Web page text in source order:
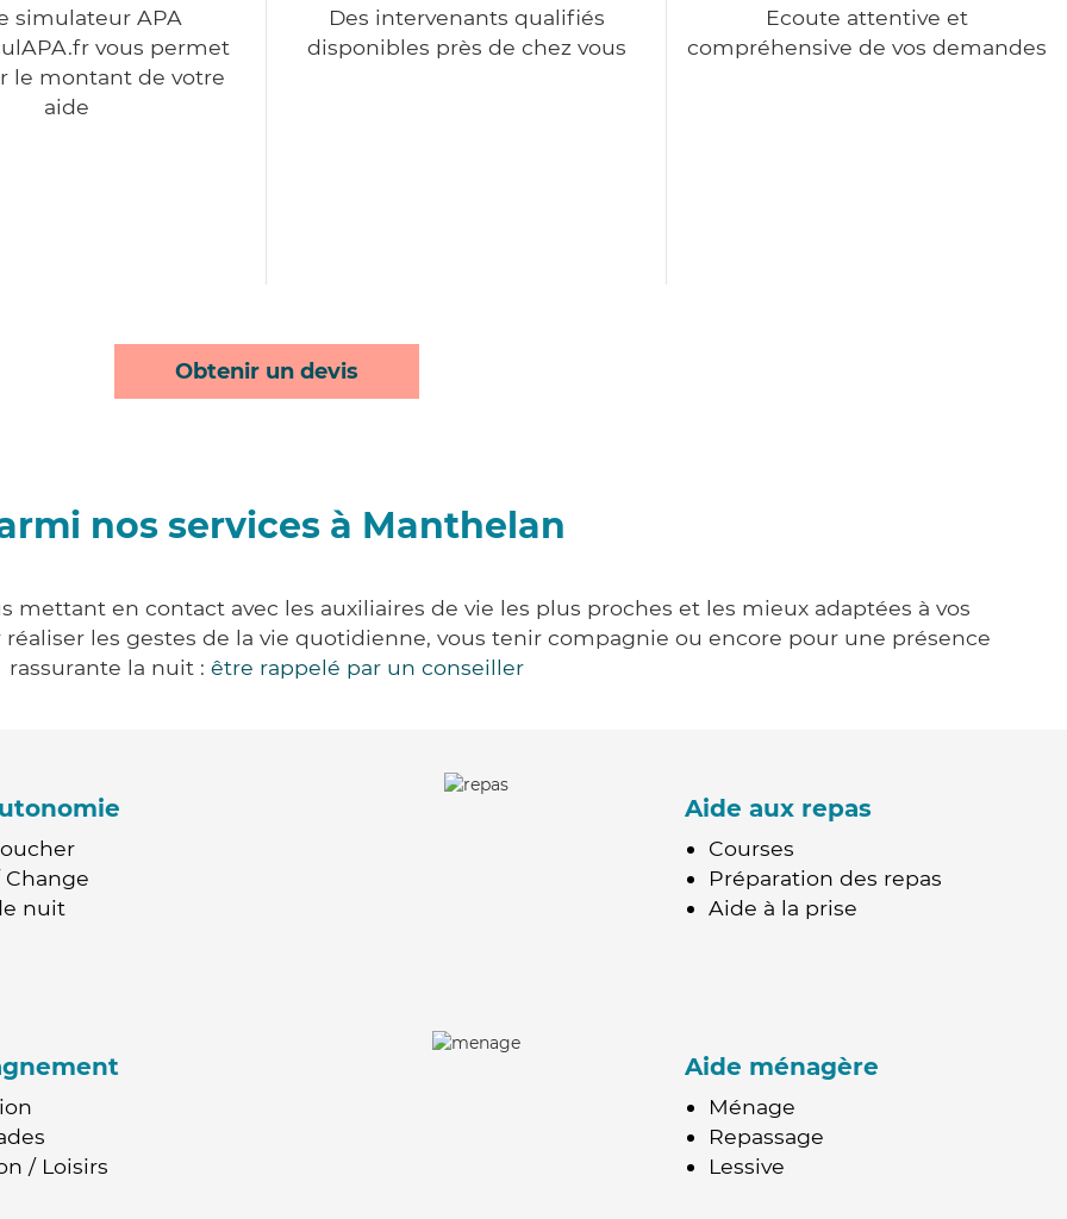
simulateur APA
vous permet
le montant de votre
aide
Des intervenants qualifiés
disponibles près de chez vous
Ecoute attentive et
compréhensive de vos demandes
Obtenir un devis
nos services à Manthelan
mettant en contact avec les auxiliaires de vie les plus proches et les mieux adaptées à vos
les gestes de la vie quotidienne, vous tenir compagnie ou encore pour une présence
rassurante la nuit : être rappelé par un conseiller
nuit
Aide aux repas
Courses
Préparation des repas
Aide à la prise
/ Loisirs
Aide ménagère
Ménage
Repassage
Lessive